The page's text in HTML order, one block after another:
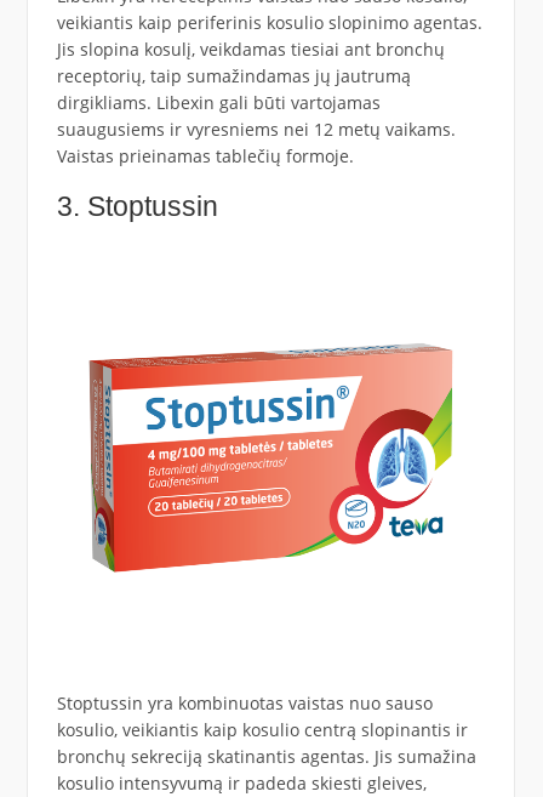
veikiantis kaip periferinis kosulio slopinimo agentas.
Jis slopina kosulį, veikdamas tiesiai ant bronchų
receptorių, taip sumažindamas jų jautrumą
dirgikliams. Libexin gali būti vartojamas
suaugusiems ir vyresniems nei 12 metų vaikams.
Vaistas prieinamas tablečių formoje.
3. Stoptussin
Stoptussin yra kombinuotas vaistas nuo sauso
kosulio, veikiantis kaip kosulio centrą slopinantis ir
bronchų sekreciją skatinantis agentas. Jis sumažina
kosulio intensyvumą ir padeda skiesti gleives,